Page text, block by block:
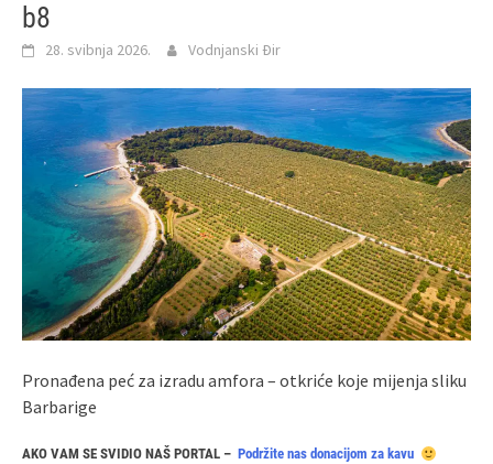
b8
28. svibnja 2026. Vodnjanski Đir
Pronađena peć za izradu amfora – otkriće koje mijenja sliku
Barbarige
AKO VAM SE SVIDIO NAŠ PORTAL – Podržite nas donacijom za kavu